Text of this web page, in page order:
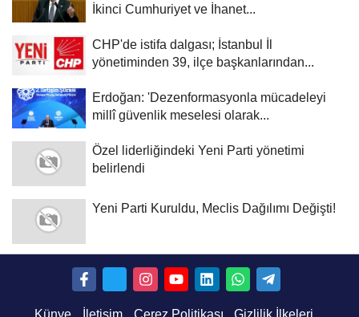
İkinci Cumhuriyet ve İhanet...
CHP'de istifa dalgası; İstanbul İl
yönetiminden 39, ilçe başkanlarından...
Erdoğan: 'Dezenformasyonla mücadeleyi
millî güvenlik meselesi olarak...
Özel liderliğindeki Yeni Parti yönetimi
belirlendi
Yeni Parti Kuruldu, Meclis Dağılımı Değişti!